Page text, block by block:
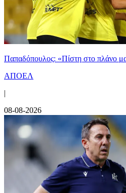
Παπαδόπουλος: «Πίστη στο πλάνο
ΑΠΟΕΛ
|
08-08-2026